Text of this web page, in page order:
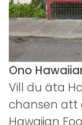
Ono
Vill du äta
chansen att
Hawaiian